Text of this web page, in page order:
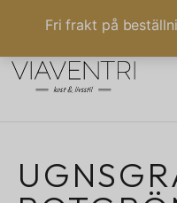
Fri frakt på